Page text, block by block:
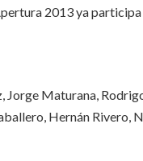
2013 ya
Jorge Maturana,
Hernán Rivero,